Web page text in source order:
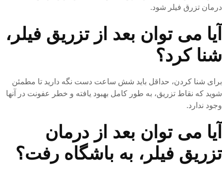
درمان تزرق فیلر شود.
آیا می توان بعد از تزریق فیلر،
شنا کرد؟
برای شنا کردن، حداقل باید شش ساعت دست نگه دارید تا مطمئن
شوید که نقاط تزریق، به طور کامل بهبود یافته و خطر عفونت در آنها
وجود ندارد.
آیا می توان بعد از درمان
تزریق فیلر، به باشگاه رفت؟